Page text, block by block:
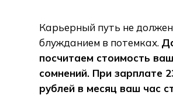
Карьерный путь не
блужданием в потемках.
посчитаем стоимость
сомнений. При зарплате
рублей в месяц ваш час